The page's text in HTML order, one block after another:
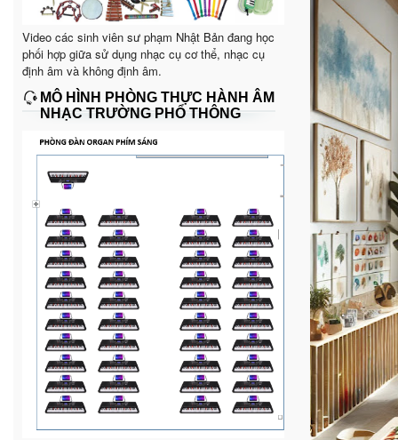
Video các sinh viên sư phạm Nhật Bản đang học
phối hợp giữa sử dụng nhạc cụ cơ thể, nhạc cụ
định âm và không định âm.
MÔ HÌNH PHÒNG THỰC HÀNH ÂM
NHẠC TRƯỜNG PHỔ THÔNG